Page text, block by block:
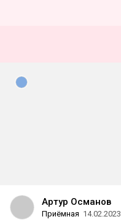
Артур Османов
Приёмная 14.02.2023